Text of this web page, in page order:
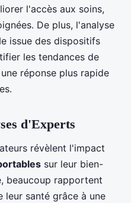
l'accès aux soins,
De plus, l'analyse
issue des dispositifs
les tendances de
réponse plus rapide
d'Experts
révèlent l'impact
sur leur bien-
beaucoup rapportent
leur santé grâce à une